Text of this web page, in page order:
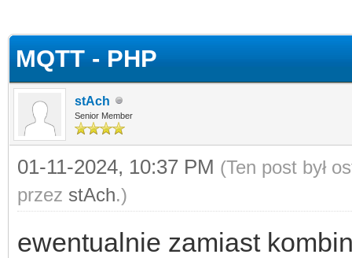
MQTT - PHP
stAch
Senior Member
01-11-2024, 10:37 PM (Ten post był
przez stAch.)
ewentualnie zamiast